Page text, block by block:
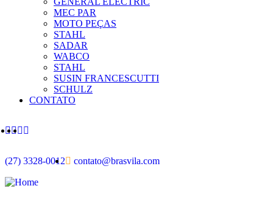
MEC PAR
MOTO PEÇAS
STAHL
SADAR
WABCO
STAHL
SUSIN FRANCESCUTTI
SCHULZ
CONTATO
(27) 3328-0012 contato@brasvila.com